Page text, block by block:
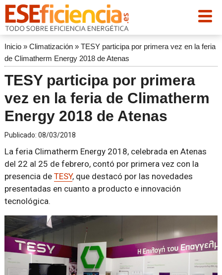
Inicio» Climatización» TESY participa por primera vez en la feria
de Climatherm Energy 2018 de Atenas
TESY participa por primera
vez en la feria de Climatherm
Energy 2018 de Atenas
Publicado: 08/03/2018
La feria Climatherm Energy 2018, celebrada en Atenas
del 22 al 25 de febrero, contó por primera vez con la
presencia de TESY, que destacó por las novedades
presentadas en cuanto a producto e innovación
tecnológica.